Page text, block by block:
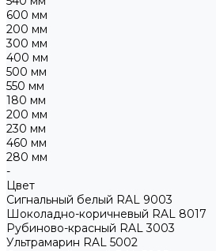
600 мм
200 мм
300 мм
400 мм
500 мм
550 мм
180 мм
200 мм
230 мм
460 мм
280 мм
-
Цвет
Сигнальный белый RAL 9003
Шоколадно-коричневый RAL 8017
Рубиново-красный RAL 3003
Ультрамарин RAL 5002